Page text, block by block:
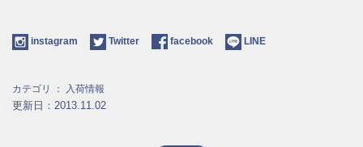
instagram Twitter facebook LINE
カテゴリ ： 入荷情報
更新日：2013.11.02